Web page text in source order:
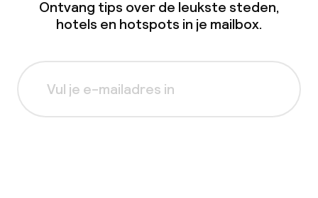
Ontvang tips over de leukste steden,
hotels en hotspots in je mailbox.